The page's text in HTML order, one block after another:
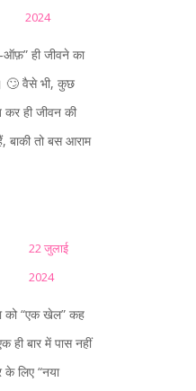
2024
ही जीवने का
🙄 वैसे भी, कुछ
कर ही जीवन की
तो बस आराम
22 जुलाई
2024
को “एक खेल” कह
ही बार में पास नहीं
लिए “नया